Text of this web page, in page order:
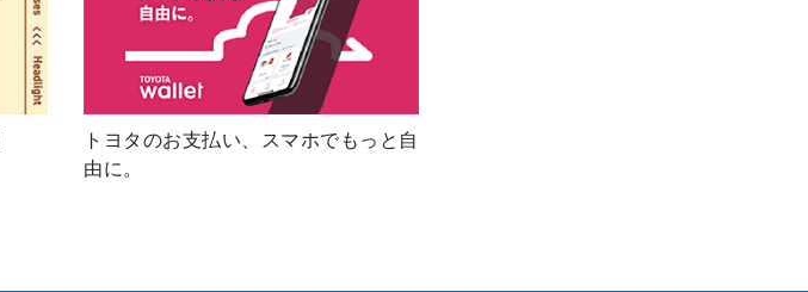
トヨタのお支払い、スマホでもっと自
由に。